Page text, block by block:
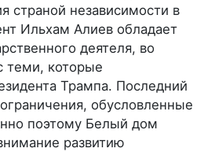
страной независимости в
Ильхам Алиев обладает
деятеля, во
теми, которые
Трампа. Последний
обусловленные
поэтому Белый дом
развитию